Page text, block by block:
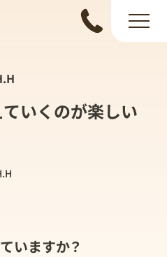
いくのが楽しい
いますか？